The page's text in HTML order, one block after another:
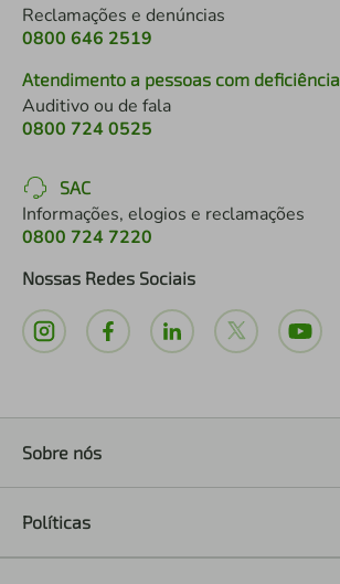
Reclamações e denúncias
0800 646 2519
Atendimento a pessoas com deficiência
Auditivo ou de fala
0800 724 0525
SAC
Informações, elogios e reclamações
0800 724 7220
Nossas Redes Sociais
Sobre nós
Políticas